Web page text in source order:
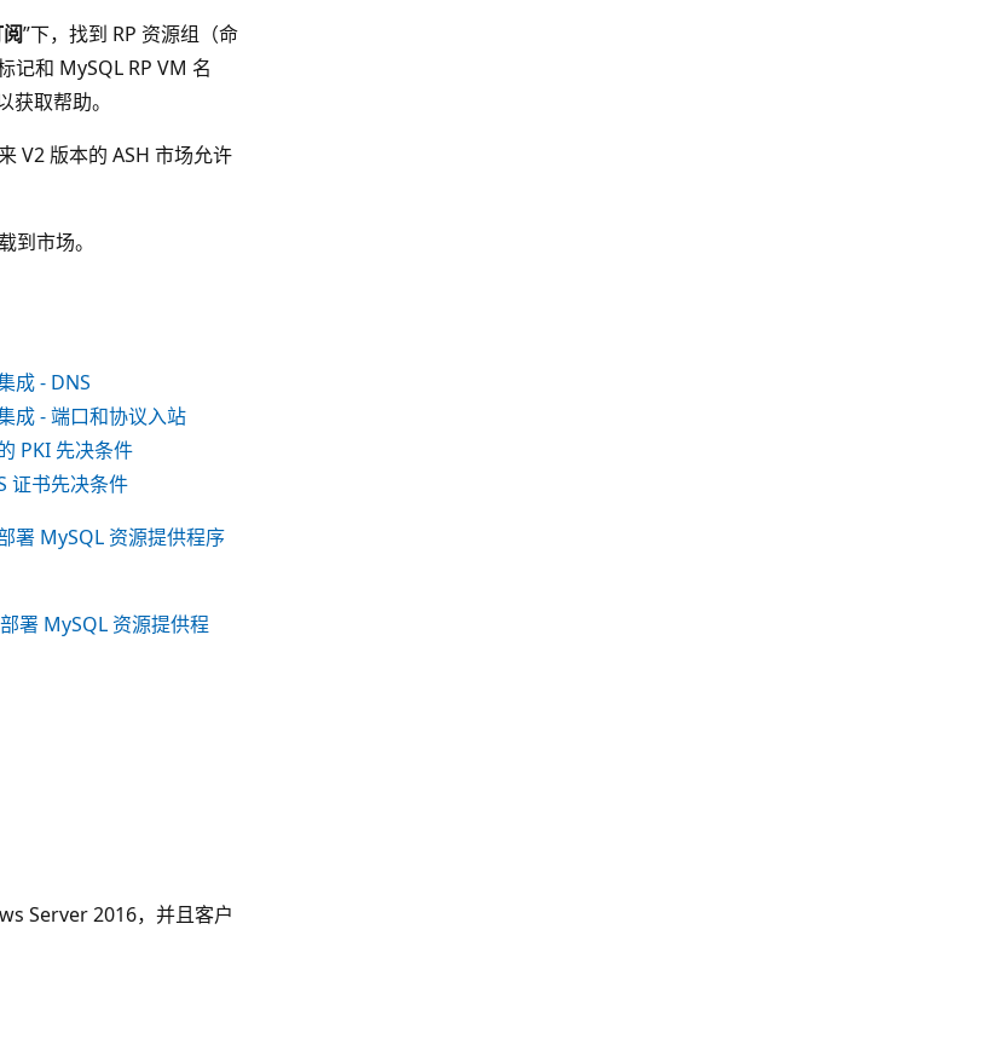
”下，找到 RP 资源组（命
和 MySQL RP VM 名
取帮助。
V2 版本的 ASH 市场允许
市场。
成 - DNS
成 - 端口和协议入站
PKI 先决条件
证书先决条件
署 MySQL 资源提供程序
部署 MySQL 资源提供程
Server 2016，并且客户